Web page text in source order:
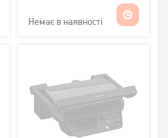
Немає в наявності